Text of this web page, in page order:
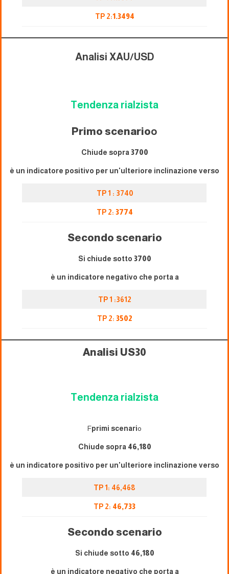
TP 2:1.3494
Analisi XAU/USD
Tendenza rialzista
Primo scenarioo
Chiude sopra 3700
è un indicatore positivo per un'ulteriore inclinazione verso
TP 1 : 3740
TP 2: 3774
Secondo scenario
Si chiude sotto 3700
è un indicatore negativo che porta a
TP 1 :3612
TP 2: 3502
Analisi US30
Tendenza rialzista
Fprimi scenario
Chiude sopra 46,180
è un indicatore positivo per un'ulteriore inclinazione verso
TP 1: 46,468
TP 2: 46,733
Secondo scenario
Si chiude sotto 46,180
è un indicatore negativo che porta a